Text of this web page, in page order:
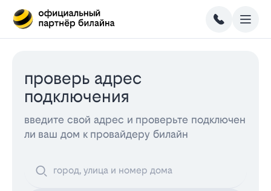
проверь адрес
подключения
введите свой адрес и проверьте подключен
ли ваш дом к провайдеру билайн